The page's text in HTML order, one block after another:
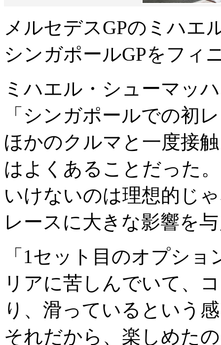
メルセデスGPのミハエ
シンガポールGPをフィ
ミハエル・シューマッハ
「シンガポールでの初
ほかのクルマと一度接
はよくあることだった
いけないのは理想的じ
レースに大きな影響を
「1セット目のオプシ
リアに苦しんでいて、
り、滑っているという
それだから、楽しめた